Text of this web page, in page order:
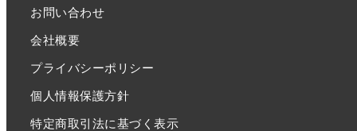
お問い合わせ
会社概要
プライバシーポリシー
個人情報保護方針
特定商取引法に基づく表示